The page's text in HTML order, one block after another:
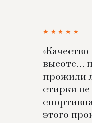
★★★★★
высоте…
прожили
стирки
этого